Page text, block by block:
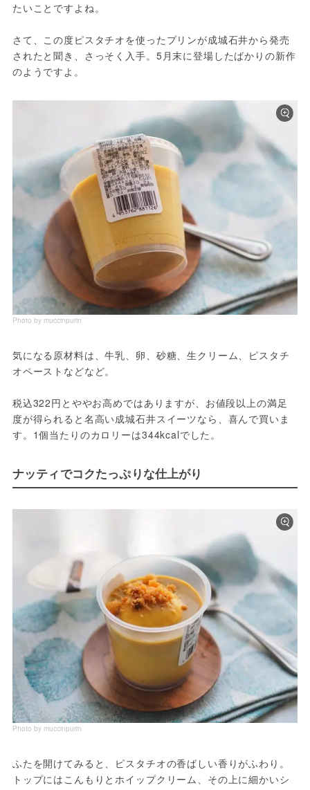
たいことですよね。
さて、この度ピスタチオを使ったプリンが成城石井から発売
されたと聞き、さっそく入手。5月末に登場したばかりの新作
のようですよ。
Photo by muccinpurin
気になる原材料は、牛乳、卵、砂糖、生クリーム、ピスタチ
オペーストなどなど。
税込322円とややお高めではありますが、お値段以上の満足
度が得られると名高い成城石井スイーツなら、喜んで買いま
す。1個当たりのカロリーは344kcalでした。
ナッティでコクたっぷりな仕上がり
Photo by muccinpurin
ふたを開けてみると、ピスタチオの香ばしい香りがふわり。
トップにはこんもりとホイップクリーム、その上に細かいシ